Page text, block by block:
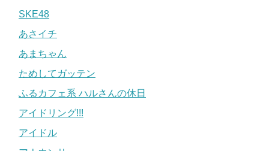
SKE48
あさイチ
あまちゃん
ためしてガッテン
ふるカフェ系 ハルさんの休日
アイドリング!!!
アイドル